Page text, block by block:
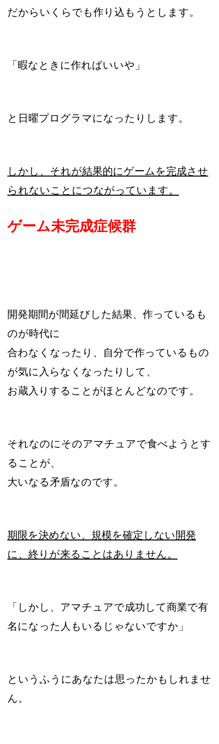
だからいくらでも作り込もうとします。
「暇なときに作ればいいや」
と日曜プログラマになったりします。
しかし、それが結果的にゲームを完成させ
られないことにつながっています。
ゲーム未完成症候群
開発期間が間延びした結果、作っているも
のが時代に
合わなくなったり、自分で作っているもの
が気に入らなくなったりして、
お蔵入りすることがほとんどなのです。
それなのにそのアマチュアで食べようとす
ることが、
大いなる矛盾なのです。
期限を決めない、規模を確定しない開発
に、終りが来ることはありません。
「しかし、アマチュアで成功して商業で有
名になった人もいるじゃないですか」
というふうにあなたは思ったかもしれませ
ん。